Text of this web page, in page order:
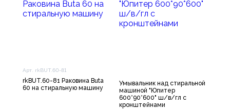
Арт. rkBUT.60-81
rkBUT.60-81 Раковина Buta
60 на стиральную машину
Умывальник над стиральной
машиной "Юпитер
600*90*600" ш/в/гл с
кронштейнами